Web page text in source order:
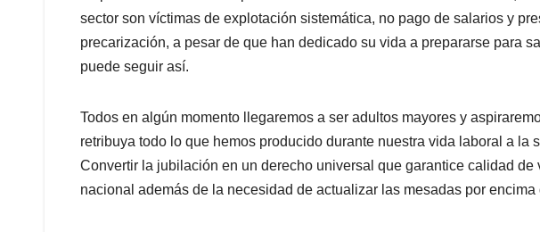
sector son víctimas de explotación sistemática, no pago de salarios y
precarización, a pesar de que han dedicado su vida a prepararse para
puede seguir así.
Todos en algún momento llegaremos a ser adultos mayores y
retribuya todo lo que hemos producido durante nuestra vida laboral a la
Convertir la jubilación en un derecho universal que garantice calidad de
nacional además de la necesidad de actualizar las mesadas por